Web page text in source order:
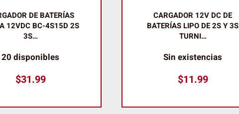
DE BATERÍAS
12VDC BC-4S15D 2S
3S…
20 disponibles
$31.99
CARGADOR 12V DC DE
BATERÍAS LIPO DE 2S Y 3S
TURNI…
Sin existencias
$11.99